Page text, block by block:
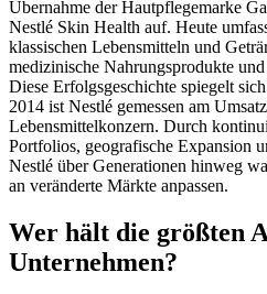
Übernahme der Hautpflegemarke
Nestlé Skin Health auf. Heute
klassischen Lebensmitteln und
medizinische Nahrungsprodukte
Diese Erfolgsgeschichte spiegelt
2014 ist Nestlé gemessen am
Lebensmittelkonzern. Durch
Portfolios, geografische Expansion
Nestlé über Generationen hinweg
an veränderte Märkte anpassen.
Wer hält die größten
Unternehmen?